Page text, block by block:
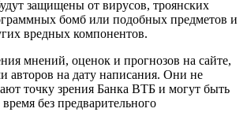
защищены от вирусов, троянских
бомб или подобных предметов и
вредных компонентов.
мнений, оценок и прогнозов на сайте,
авторов на дату написания. Они не
точку зрения Банка ВТБ и могут быть
без предварительного